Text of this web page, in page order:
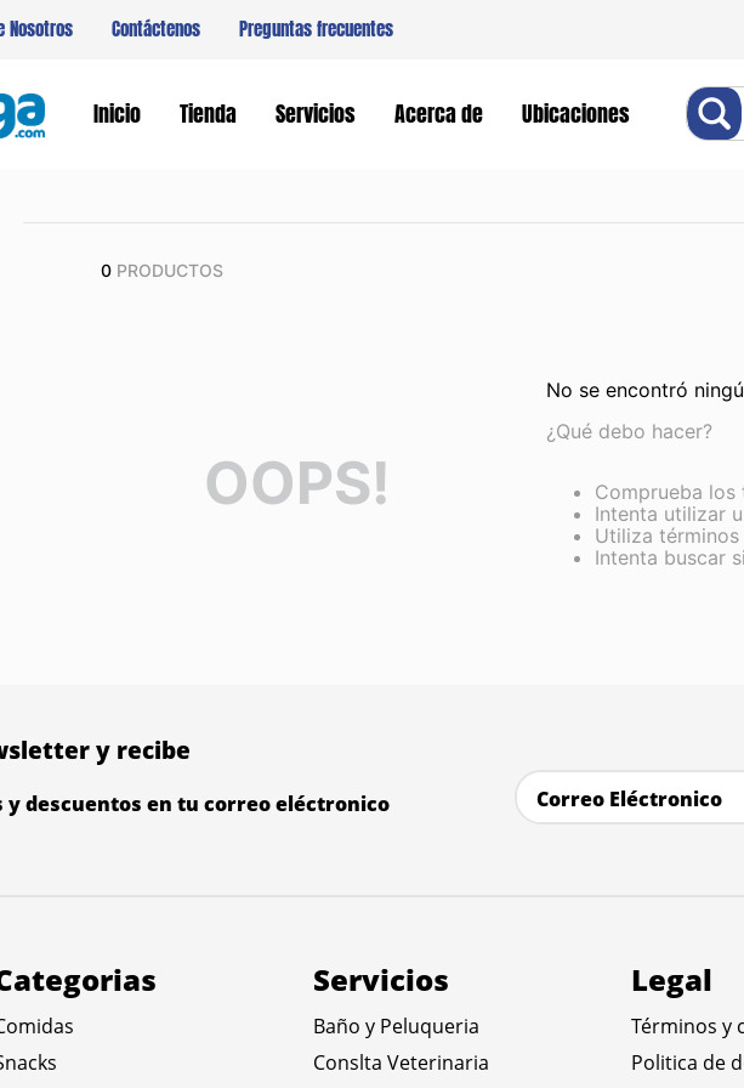
Nosotros Contáctenos Preguntas frecuentes
Inicio Tienda Servicios Acerca de Ubicaciones
0 PRODUCTOS
OOPS!
No se encontró
¿Qué debo hacer?
Comprueba los
Intenta utilizar
Utiliza
Intenta buscar
y recibe
descuentos en tu correo eléctronico
Servicios
Baño y Peluqueria
Conslta Veterinaria
Legal
Términos y
Politica de